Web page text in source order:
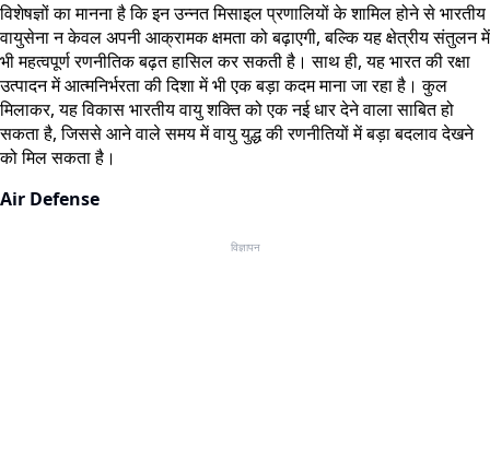
विशेषज्ञों का मानना है कि इन उन्नत मिसाइल प्रणालियों के शामिल होने से भारतीय
वायुसेना न केवल अपनी आक्रामक क्षमता को बढ़ाएगी, बल्कि यह क्षेत्रीय संतुलन में
भी महत्वपूर्ण रणनीतिक बढ़त हासिल कर सकती है। साथ ही, यह भारत की रक्षा
उत्पादन में आत्मनिर्भरता की दिशा में भी एक बड़ा कदम माना जा रहा है। कुल
मिलाकर, यह विकास भारतीय वायु शक्ति को एक नई धार देने वाला साबित हो
सकता है, जिससे आने वाले समय में वायु युद्ध की रणनीतियों में बड़ा बदलाव देखने
को मिल सकता है।
Air Defense
विज्ञापन